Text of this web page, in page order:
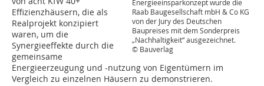
Energieeinsparkonzept wurde die
Raab Baugesellschaft mbH & Co KG
von der Jury des Deutschen
Baupreises mit dem Sonderpreis
„Nachhaltigkeit“ ausgezeichnet.
© Bauverlag
Effizienzhäusern, die als
Realprojekt konzipiert
waren, um die
Synergieeffekte durch die
gemeinsame
Energieerzeugung und -nutzung von Eigentümern im
Vergleich zu einzelnen Häusern zu demonstrieren.